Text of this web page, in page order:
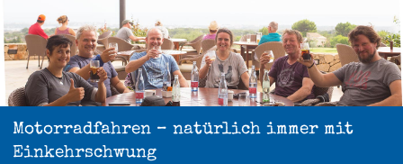
Motorradfahren – natürlich immer mit
Einkehrschwung